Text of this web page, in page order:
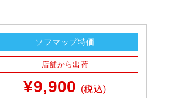
ソフマップ特価
店舗から出荷
¥9,900 (税込)